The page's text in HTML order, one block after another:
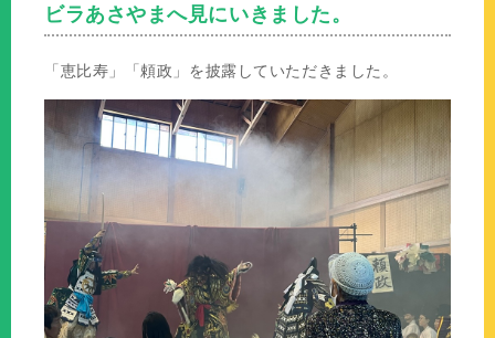
ビラあさやまへ見にいきました。
「恵比寿」「頼政」を披露していただきました。